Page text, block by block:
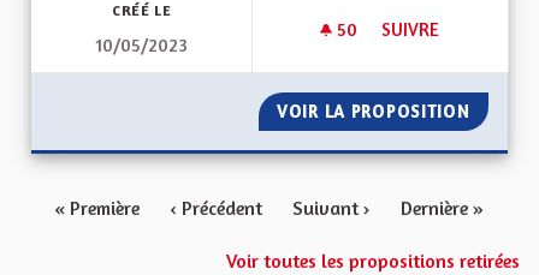
CRÉÉ LE
10/05/2023
50 50 ABONNÉS
SUIVRE
VOIR LA PROPOSITION
« Première ‹ Précédent Suivant › Dernière »
Voir toutes les propositions retirées